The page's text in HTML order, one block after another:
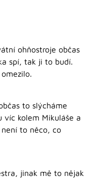
ohňostroje občas
spí, tak ji to budí.
to slýcháme
víc kolem Mikuláše a
to něco, co
jinak mě to nějak